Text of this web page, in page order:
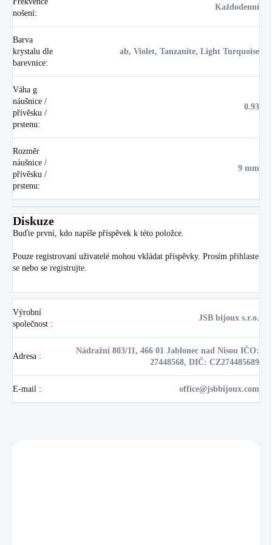
nošení:
Každodenní
Barva
krystalu dle
barevnice:
ab, Violet, Tanzanite, Light Turquoise
Váha g
náušnice /
přívěsku /
prstenu:
0.93
Rozměr
náušnice /
přívěsku /
prstenu:
9 mm
Diskuze
Buďte první, kdo napíše příspěvek k této položce.
Pouze registrovaní uživatelé mohou vkládat příspěvky. Prosím přihlaste
se nebo se registrujte
Výrobní
společnost :
JSB bijoux s.r.o.
Adresa :
Nádražní 803/11, 466 01 Jablonec nad Nisou IČO:
27448568, DIČ: CZ274485689
E-mail : office@jsbbijoux.com